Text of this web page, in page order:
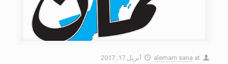
alemam sana at أبريل 17, 2017